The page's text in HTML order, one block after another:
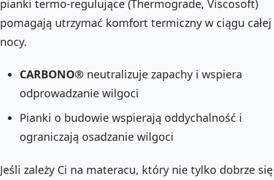
pianki termo-regulujące (Thermograde, Viscosoft)
pomagają utrzymać komfort termiczny w ciągu całej
nocy.
CARBONO® neutralizuje zapachy i wspiera
odprowadzanie wilgoci
Pianki o budowie wspierają oddychalność i
ograniczają osadzanie wilgoci
Jeśli zależy Ci na materacu, który nie tylko dobrze się